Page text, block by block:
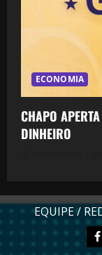
ECONOMIA
CHAPO
DINHEIRO
EQUIPE /